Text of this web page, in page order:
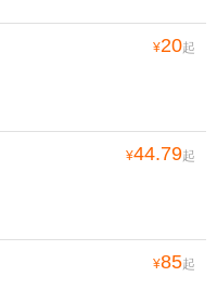
¥20起
¥44.79起
¥85起